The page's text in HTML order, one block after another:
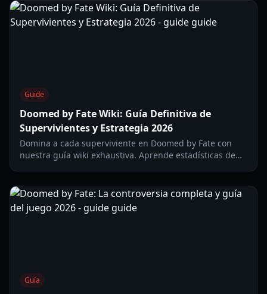
Guide
Doomed by Fate Wiki: Guía Definitiva de
Supervivientes y Estrategia 2026
Domina a cada superviviente en Doomed by Fate con
nuestra guía wiki exhaustiva. Aprende estadísticas de
Guía